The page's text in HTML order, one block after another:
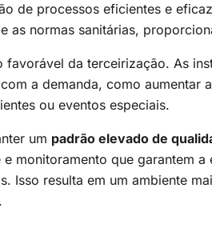
de processos eficientes e
as normas sanitárias,
favorável da terceirização. As
a demanda, como aumentar
ou eventos especiais.
um padrão elevado de
monitoramento que garantem
Isso resulta em um ambiente